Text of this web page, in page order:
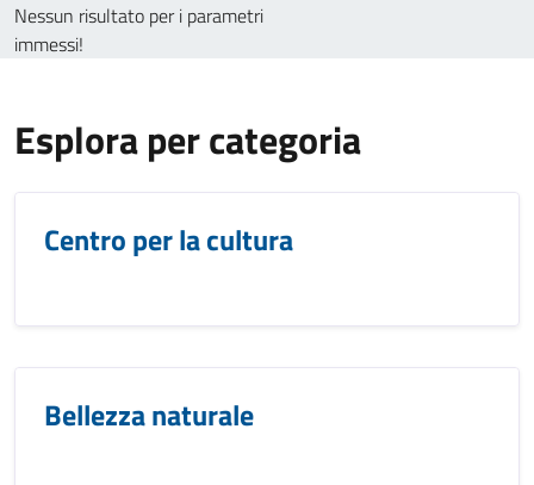
Nessun risultato per i parametri
immessi!
Esplora per categoria
Centro per la cultura
Bellezza naturale